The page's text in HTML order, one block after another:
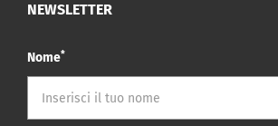
NEWSLETTER
Nome*